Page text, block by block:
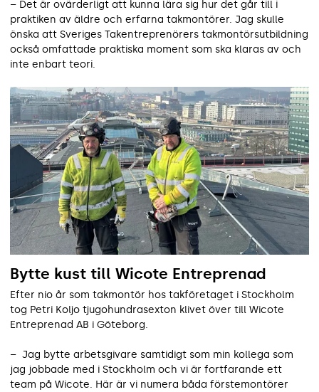
– Det är ovärderligt att kunna lära sig hur det går till i
praktiken av äldre och erfarna takmontörer. Jag skulle
önska att Sveriges Takentreprenörers takmontörsutbildning
också omfattade praktiska moment som ska klaras av och
inte enbart teori.
Bytte kust till Wicote Entreprenad
Efter nio år som takmontör hos takföretaget i Stockholm
tog Petri Koljo tjugohundrasexton klivet över till Wicote
Entreprenad AB i Göteborg.
– Jag bytte arbetsgivare samtidigt som min kollega som
jag jobbade med i Stockholm och vi är fortfarande ett
team på Wicote. Här är vi numera båda förstemontörer